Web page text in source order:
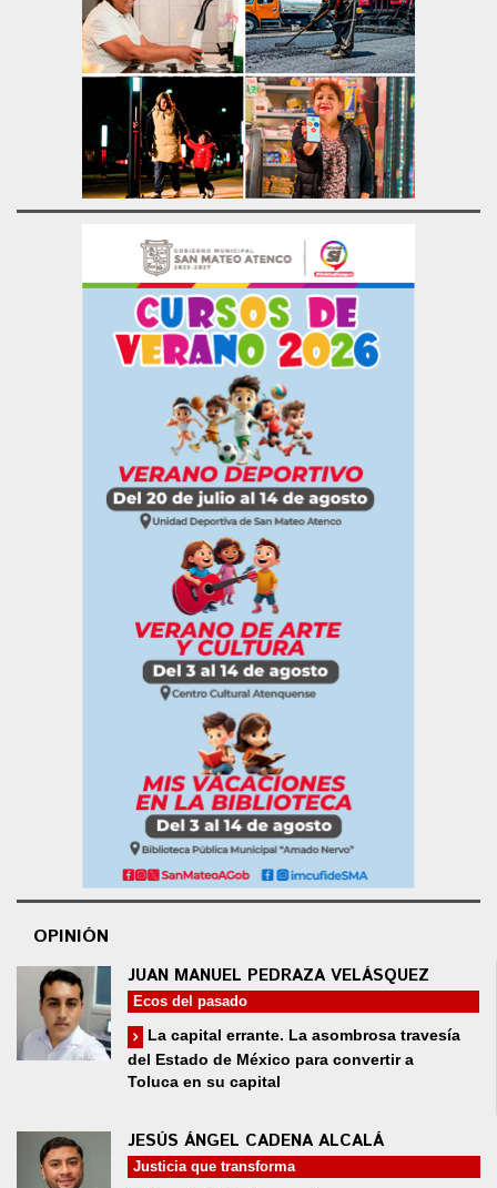
OPINIÓN
JUAN MANUEL PEDRAZA VELÁSQUEZ
Ecos del pasado
La capital errante. La asombrosa travesía
del Estado de México para convertir a
Toluca en su capital
JESÚS ÁNGEL CADENA ALCALÁ
Justicia que transforma